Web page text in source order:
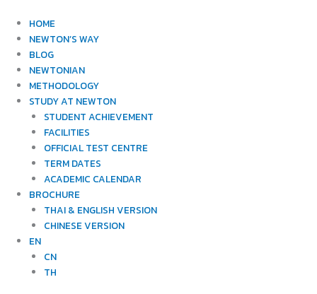
content
HOME
NEWTON’S WAY
BLOG
NEWTONIAN
METHODOLOGY
STUDY AT NEWTON
STUDENT ACHIEVEMENT
FACILITIES
OFFICIAL TEST CENTRE
TERM DATES
ACADEMIC CALENDAR
BROCHURE
THAI & ENGLISH VERSION
CHINESE VERSION
EN
CN
TH